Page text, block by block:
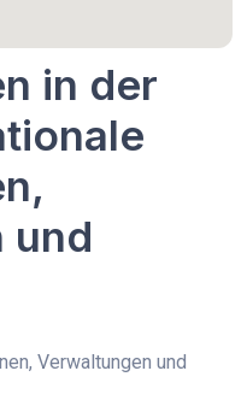
in der
und
Verwaltungen und